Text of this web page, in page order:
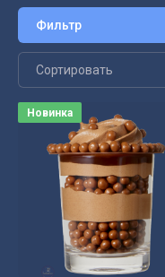
Фильтр
Сортировать
Цена - убывание
Цена -
Название - Я-А
Название - А-Я
Новинка